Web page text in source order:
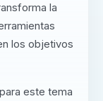
la
los objetivos
este tema